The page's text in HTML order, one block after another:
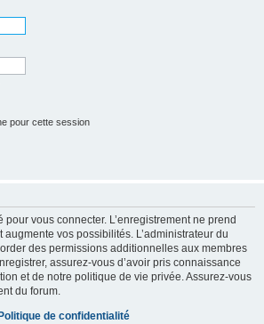
pour cette session
pour vous connecter. L’enregistrement ne prend
vos possibilités. L’administrateur du
des permissions additionnelles aux membres
assurez-vous d’avoir pris connaissance
et de notre politique de vie privée. Assurez-vous
du forum.
de confidentialité